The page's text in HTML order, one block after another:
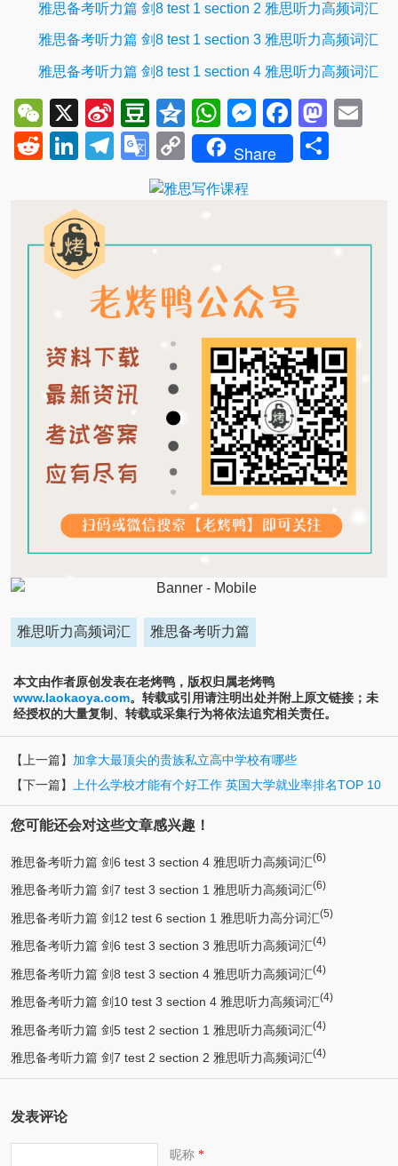
雅思备考听力篇 剑8 test 1 section 2 雅思听力高频词汇
雅思备考听力篇 剑8 test 1 section 3 雅思听力高频词汇
雅思备考听力篇 剑8 test 1 section 4 雅思听力高频词汇
WeChat
X
Sina
Weibo
Douban
QzoneWhatsApp
Messenger
RedditLinkedIn
Telegram
Google
Translate
Copy
Link
Share
雅思听力高频词汇 雅思备考听力篇
本文由作者原创发表在老烤鸭，版权归属老烤鸭
www.laokaoya.com。转载或引用请注明出处并附上原文链接；未
经授权的大量复制、转载或采集行为将依法追究相关责任。
【上一篇】 加拿大最顶尖的贵族私立高中学校有哪些
【下一篇】
上什么学校才能有个好工作 英国大学就业率排名TOP 10
您可能还会对这些文章感兴趣！
雅思备考听力篇 剑6 test 3 section 4 雅思听力高频词汇(6)
雅思备考听力篇 剑7 test 3 section 1 雅思听力高频词汇(6)
雅思备考听力篇 剑12 test 6 section 1 雅思听力高分词汇(5)
雅思备考听力篇 剑6 test 3 section 3 雅思听力高频词汇(4)
雅思备考听力篇 剑8 test 3 section 4 雅思听力高频词汇(4)
雅思备考听力篇 剑10 test 3 section 4 雅思听力高频词汇(4)
雅思备考听力篇 剑5 test 2 section 1 雅思听力高频词汇(4)
雅思备考听力篇 剑7 test 2 section 2 雅思听力高频词汇(4)
发表评论
昵称*